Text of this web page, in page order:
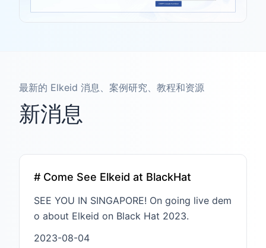
最新的 Elkeid 消息、案例研究、教程和资源
新消息
# Come See Elkeid at BlackHat
SEE YOU IN SINGAPORE! On going live dem
o about Elkeid on Black Hat 2023.
2023-08-04